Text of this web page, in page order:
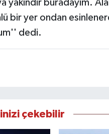
yakındır buradayım.
bir yer ondan
dedi.
çekebilir